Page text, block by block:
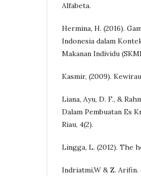
Alfabeta.
Hermina, H. (2016).
Indonesia dalam
Makanan Individu
Kasmir, (2009).
Liana, Ayu, D. F., &
Dalam Pembuatan Es
Riau, 4(2).
Lingga, L. (2012). The
Indriatmi,W & Z.